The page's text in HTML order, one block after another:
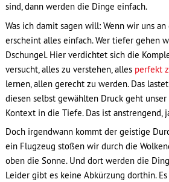
sind, dann werden die Dinge einfach.
Was ich damit sagen will: Wenn wir uns
erscheint alles einfach. Wer tiefer gehen
Dschungel. Hier verdichtet sich die
versucht, alles zu verstehen, alles perfekt
lernen, allen gerecht zu werden. Das
diesen selbst gewählten Druck geht
Kontext in die Tiefe. Das ist anstrengend,
Doch irgendwann kommt der geistige
ein Flugzeug stoßen wir durch die
oben die Sonne. Und dort werden die
Leider gibt es keine Abkürzung dorthin.